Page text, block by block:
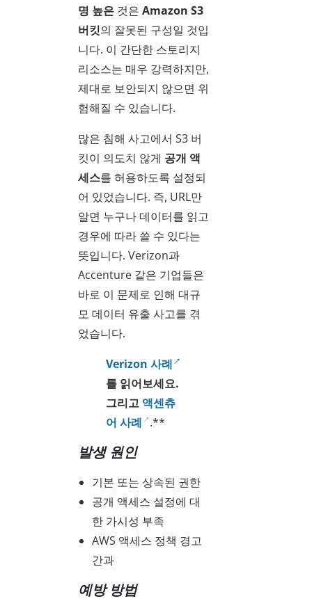
명 높은 것은 Amazon S3
버킷의 잘못된 구성일 것입
니다. 이 간단한 스토리지
리소스는 매우 강력하지만,
제대로 보안되지 않으면 위
험해질 수 있습니다.
많은 침해 사고에서 S3 버
킷이 의도치 않게 공개 액
세스를 허용하도록 설정되
어 있었습니다. 즉, URL만
알면 누구나 데이터를 읽고
경우에 따라 쓸 수 있다는
뜻입니다. Verizon과
Accenture 같은 기업들은
바로 이 문제로 인해 대규
모 데이터 유출 사고를 겪
었습니다.
Verizon 사례
를 읽어보세요.
그리고 액센츄
어 사례 .**
발생 원인
기본 또는 상속된 권한
공개 액세스 설정에 대
한 가시성 부족
AWS 액세스 정책 경고
간과
예방 방법